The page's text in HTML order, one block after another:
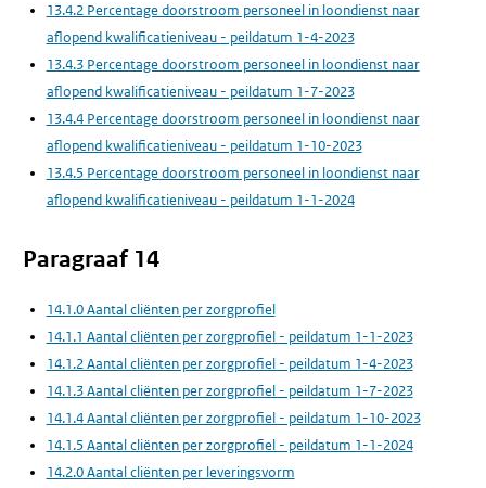
13.4.2 Percentage doorstroom personeel in loondienst naar
aflopend kwalificatieniveau - peildatum 1-4-2023
13.4.3 Percentage doorstroom personeel in loondienst naar
aflopend kwalificatieniveau - peildatum 1-7-2023
13.4.4 Percentage doorstroom personeel in loondienst naar
aflopend kwalificatieniveau - peildatum 1-10-2023
13.4.5 Percentage doorstroom personeel in loondienst naar
aflopend kwalificatieniveau - peildatum 1-1-2024
Paragraaf 14
14.1.0 Aantal cliënten per zorgprofiel
14.1.1 Aantal cliënten per zorgprofiel - peildatum 1-1-2023
14.1.2 Aantal cliënten per zorgprofiel - peildatum 1-4-2023
14.1.3 Aantal cliënten per zorgprofiel - peildatum 1-7-2023
14.1.4 Aantal cliënten per zorgprofiel - peildatum 1-10-2023
14.1.5 Aantal cliënten per zorgprofiel - peildatum 1-1-2024
14.2.0 Aantal cliënten per leveringsvorm